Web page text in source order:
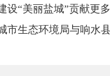
设“美丽盐城”贡献更
市生态环境局与响水